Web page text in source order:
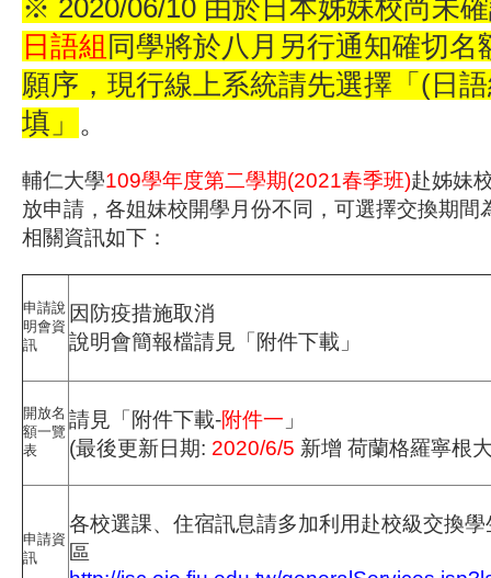
※ 2020/06/10 由於日本姊妹校尚未
日語組 同學將於八月另行通知確切名
願序，現行線上系統請先選擇「(日
填」
。
輔仁大學109學年度第二學期(2021春季班)赴姊妹
放申請，各姐妹校開學月份不同，可選擇交換期間
相關資訊如下：
申請說
明會資
訊
因防疫措施取消
說明會簡報檔請見「附件下載」
開放名
額一覽
表
請見「附件下載-附件一 」
(最後更新日期: 2020/6/5 新增 荷蘭格羅寧根
申請資
訊
各校選課、住宿訊息請多加利用赴校級交換
區